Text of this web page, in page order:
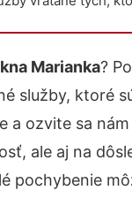
Marianka?
služby, ktoré
a ozvite sa
ale aj na
pochybenie